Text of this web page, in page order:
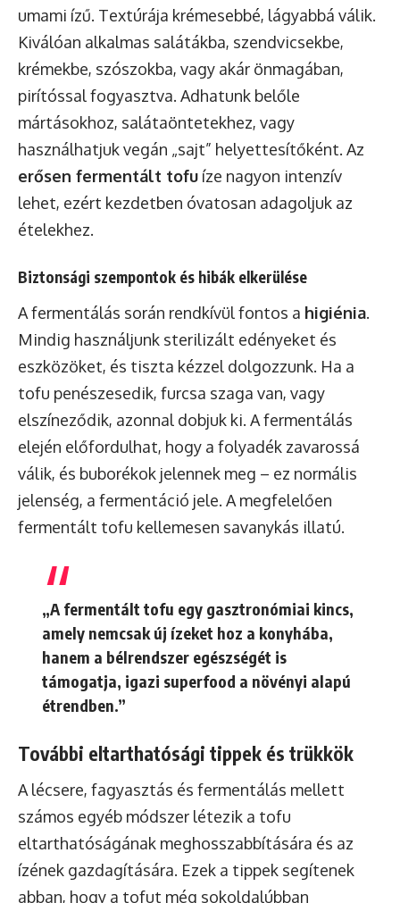
umami ízű. Textúrája krémesebbé, lágyabbá válik.
Kiválóan alkalmas salátákba, szendvicsekbe,
krémekbe, szószokba, vagy akár önmagában,
pirítóssal fogyasztva. Adhatunk belőle
mártásokhoz, salátaöntetekhez, vagy
használhatjuk vegán „sajt” helyettesítőként. Az
erősen fermentált tofu íze nagyon intenzív
lehet, ezért kezdetben óvatosan adagoljuk az
ételekhez.
Biztonsági szempontok és hibák elkerülése
A fermentálás során rendkívül fontos a higiénia.
Mindig használjunk sterilizált edényeket és
eszközöket, és tiszta kézzel dolgozzunk. Ha a
tofu penészesedik, furcsa szaga van, vagy
elszíneződik, azonnal dobjuk ki. A fermentálás
elején előfordulhat, hogy a folyadék zavarossá
válik, és buborékok jelennek meg – ez normális
jelenség, a fermentáció jele. A megfelelően
fermentált tofu kellemesen savanykás illatú.
„A fermentált tofu egy gasztronómiai kincs,
amely nemcsak új ízeket hoz a konyhába,
hanem a bélrendszer egészségét is
támogatja, igazi superfood a növényi alapú
étrendben.”
További eltarthatósági tippek és trükkök
A lécsere, fagyasztás és fermentálás mellett
számos egyéb módszer létezik a tofu
eltarthatóságának meghosszabbítására és az
ízének gazdagítására. Ezek a tippek segítenek
abban, hogy a tofut még sokoldalúbban